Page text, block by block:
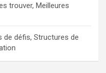
trouver, Meilleures
de défis, Structures de